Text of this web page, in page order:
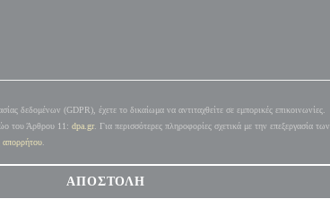
δεδομένων (GDPR), έχετε το δικαίωμα να αντιταχθείτε σε εμπορικές επικοινωνίες.
του Άρθρου 11: dpa.gr. Για περισσότερες πληροφορίες σχετικά με την επεξεργασία των
απορρήτου